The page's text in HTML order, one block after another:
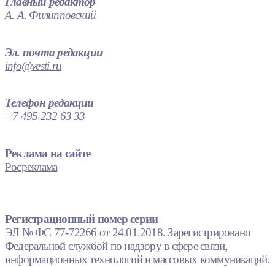
А. А. Филипповский
Эл. почта редакции
info@vesti.ru
Телефон редакции
+7 495 232 63 33
Реклама на сайте
Росреклама
Регистрационный номер серии
ЭЛ № ФС 77-72266 от 24.01.2018. Зарегистрировано
Федеральной службой по надзору в сфере связи,
информационных технологий и массовых коммуникаций.